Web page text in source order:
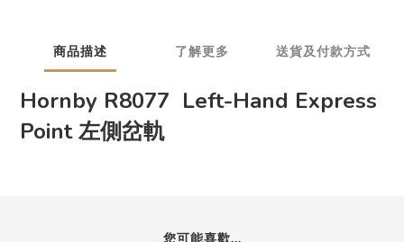
商品描述 了解更多 送貨及付款方式
Hornby R8077 Left-Hand Express
Point 左側岔軌
您可能喜歡...